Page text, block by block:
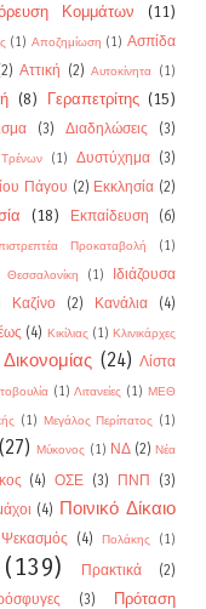
Κομμάτων (11)
(1) Αποζημίωση (1) Ασπίδα
Αττική (2) Αυτοκίνητα (1)
(8) Γεραπετρίτης (15)
(3) Διαδηλώσεις
(3)
(1) Δυστύχημα (3)
Πάγου (2) Εκκλησία (2)
(18) Εκπαίδευση (6)
Προκαταβολή (1)
Θεσσαλονίκη (1)
Ιδιάζουσα
Καζίνο (2) Κανάλια (4)
(4) Κικίλιας (1) Κλινικάρχες
(24) Λίστα
(1) Λιτανείες (1) ΜΕΘ
(1) Μεγάλος Περίπατος (1)
(27) Μύκονος (1) ΝΔ (2) Νέα
(4) ΟΣΕ (3) ΠΝΠ (3)
(4) Ποινικό Δίκαιο
Ψεκασμός (4) Πολάκης (1)
(139) Πρακτικά (2)
(3)
Πρόταση